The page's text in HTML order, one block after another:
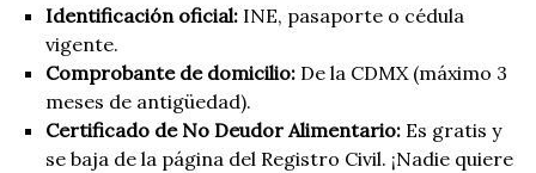
Identificación oficial: INE, pasaporte o cédula
vigente.
Comprobante de domicilio: De la CDMX (máximo 3
meses de antigüedad).
Certificado de No Deudor Alimentario: Es gratis y
se baja de la página del Registro Civil. ¡Nadie quiere